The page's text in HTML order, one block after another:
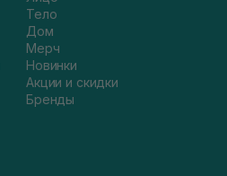
Тело
Дом
Мерч
Новинки
Акции и скидки
Бренды